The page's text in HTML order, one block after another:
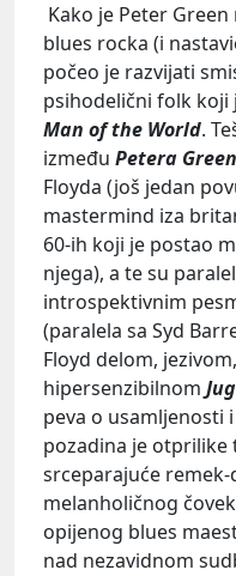
Kako je Peter
blues rocka (i
počeo je razvijati
psihodelični folk koji
Man of the World.
između Petera
Floyda (još jedan
mastermind iza
60-ih koji je postao
njega), a te su
introspektivnim
(paralela sa Syd
Floyd delom,
hipersenzibilnom
peva o usamljenosti
pozadina je otprilike
srceparajuće
melanholičnog
opijenog blues
nad nezavidnom